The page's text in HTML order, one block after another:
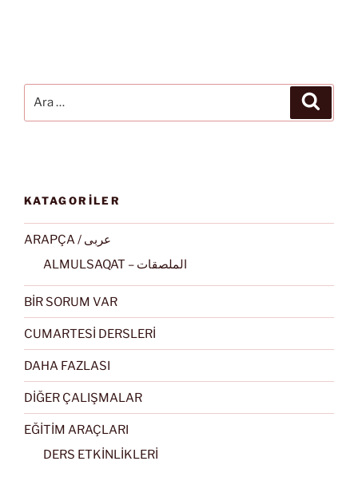
KATAGORİLER
ARAPÇA / عربى
ALMULSAQAT – الملصقات
BİR SORUM VAR
CUMARTESİ DERSLERİ
DAHA FAZLASI
DİĞER ÇALIŞMALAR
EĞİTİM ARAÇLARI
DERS ETKİNLİKLERİ